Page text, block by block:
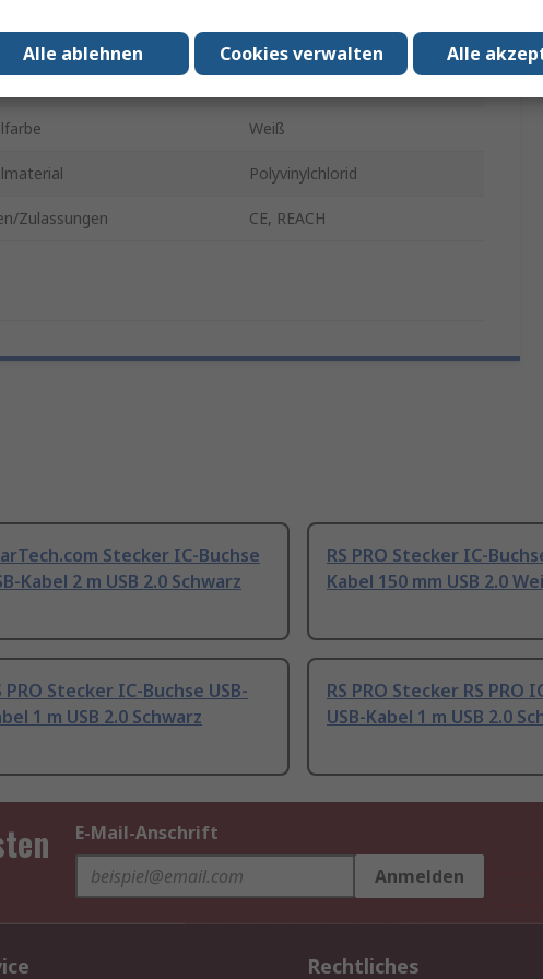
Steckverbinders A
Weiß
Polyvinylchlorid
Zulassungen CE, REACH
Stecker IC-Buchse
Kabel 2 m USB 2.0 Schwarz
RS PRO Stecker IC-
Kabel 150 mm USB 2.0
PRO Stecker IC-Buchse USB-
1 m USB 2.0 Schwarz
RS PRO Stecker RS PRO
USB-Kabel 1 m USB 2.0
E-Mail-Anschrift
Anmelden
Rechtliches
Alle
Cookies verwalten
Alle ablehnen